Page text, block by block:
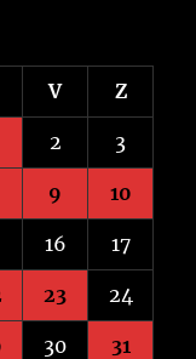
V Z
2 3
9 10
16 17
23 24
30 31